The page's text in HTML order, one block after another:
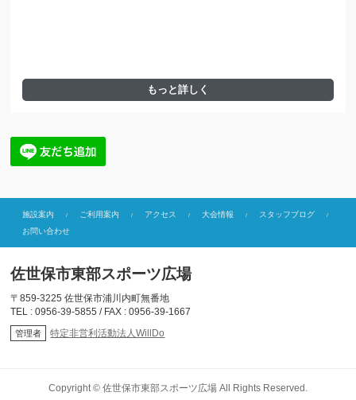
もっと詳しく
施設案内 ご利用案内 アクセス 大会情報
スタッフブログ
お問い合わせ
佐世保市東部スポーツ広場
〒859-3225 佐世保市浦川内町無番地
TEL : 0956-39-5855 / FAX : 0956-39-1667
管理者 特定非営利活動法人WillDo
Copyright © 佐世保市東部スポーツ広場All Rights Reserved.